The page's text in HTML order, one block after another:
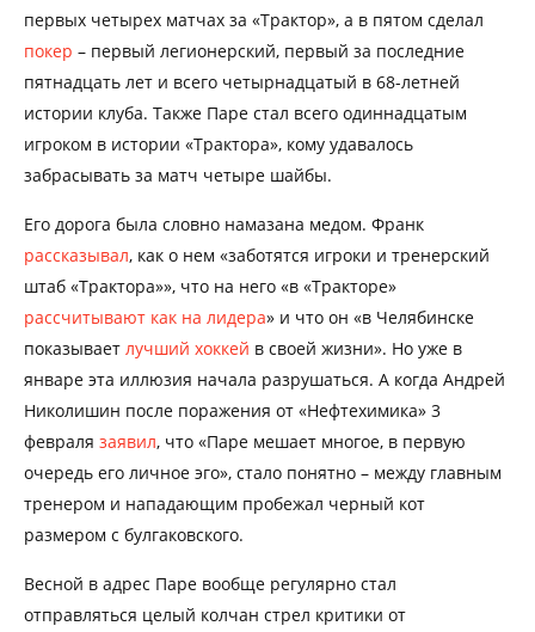
первых четырех матчах за «Трактор», а в пятом сделал
покер – первый легионерский, первый за последние
пятнадцать лет и всего четырнадцатый в 68-летней
истории клуба. Также Паре стал всего одиннадцатым
игроком в истории «Трактора», кому удавалось
забрасывать за матч четыре шайбы.
Его дорога была словно намазана медом. Франк
рассказывал, как о нем «заботятся игроки и тренерский
штаб «Трактора»», что на него «в «Тракторе»
рассчитывают как на лидера» и что он «в Челябинске
показывает лучший хоккей в своей жизни». Но уже в
январе эта иллюзия начала разрушаться. А когда Андрей
Николишин после поражения от «Нефтехимика» 3
февраля заявил, что «Паре мешает многое, в первую
очередь его личное эго», стало понятно – между главным
тренером и нападающим пробежал черный кот
размером с булгаковского.
Весной в адрес Паре вообще регулярно стал
отправляться целый колчан стрел критики от